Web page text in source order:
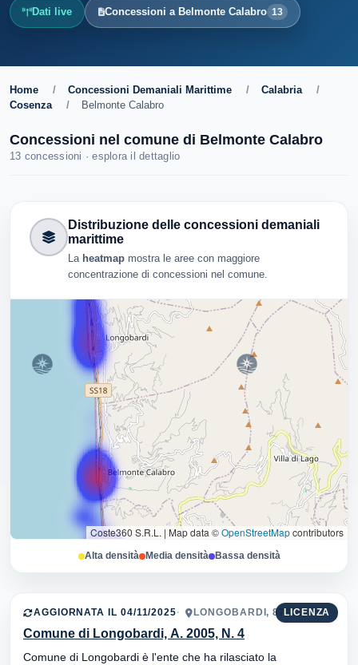
Dati live Concessioni a Belmonte Calabro 13
Home / Concessioni Demaniali Marittime / Calabria
/
Cosenza
/ Belmonte Calabro
Concessioni nel comune di Belmonte Calabro
13 concessioni · esplora il dettaglio
Distribuzione delle concessioni demaniali
marittime
La heatmap mostra le aree con maggiore
concentrazione di concessioni nel comune.
Coste360 S.R.L. | Map data ©OpenStreetMapcontributors
Alta densità Media densità Bassa densità
LICENZA
AGGIORNATA IL 04/11/2025 LONGOBARDI, 87033
Comune di Longobardi, A. 2005, N. 4
Comune di Longobardi è l'ente che ha rilasciato la